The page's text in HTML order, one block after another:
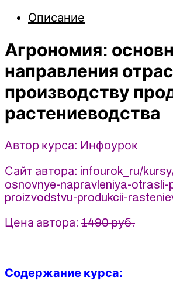
направления
по
производству
продукции
растениеводства
(2024)
Инфоурок
Описание
Агрономия:
направления
производству
растениеводства
Автор курса: Инфоурок
Сайт автора: infourok_ru/
osnovnye-napravleniya-otrasli-
proizvodstvu-produkcii-
Цена автора: 1490 руб.
Содержание курса: